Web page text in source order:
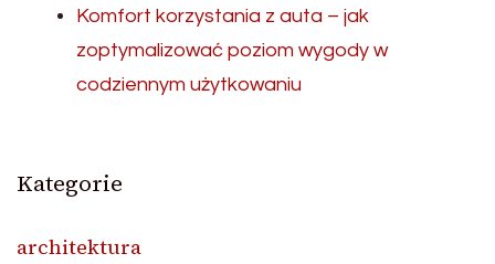
Komfort korzystania z auta – jak
zoptymalizować poziom wygody w
codziennym użytkowaniu
Kategorie
architektura